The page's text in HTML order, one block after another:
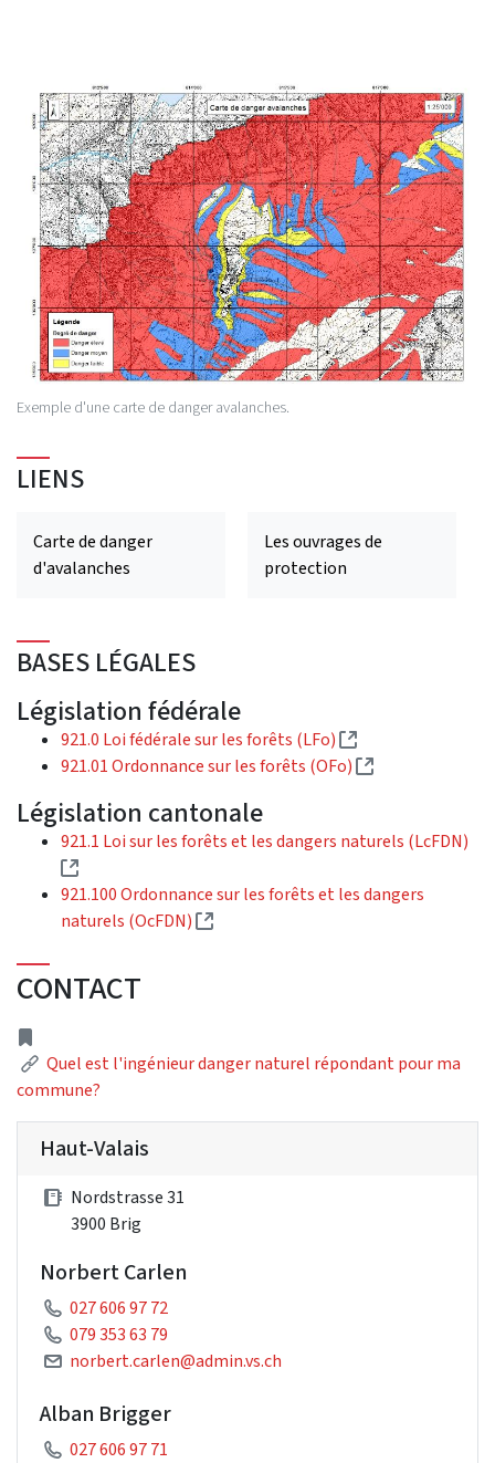
Exemple d'une carte de danger avalanches.
LIENS
Carte de danger
d'avalanches
Les ouvrages de
protection
BASES LÉGALES
Législation fédérale
921.0 Loi fédérale sur les forêts (LFo)
(External link)
921.01 Ordonnance sur les forêts (OFo)
(External link)
Législation cantonale
921.1 Loi sur les forêts et les dangers naturels (LcFDN)
(External link)
921.100 Ordonnance sur les forêts et les dangers
naturels (OcFDN)
(External link)
CONTACT
Link
Quel est l'ingénieur danger naturel répondant pour ma
commune?
Haut-Valais
Nordstrasse 31
3900 Brig
Norbert Carlen
027 606 97 72
079 353 63 79
norbert.carlen@admin.vs.ch
Alban Brigger
027 606 97 71